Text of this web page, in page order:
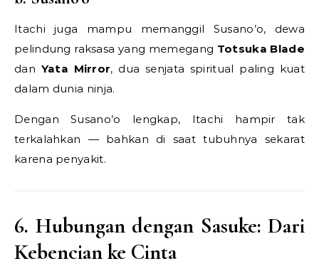
Itachi juga mampu memanggil Susano’o, dewa
pelindung raksasa yang memegang Totsuka Blade
dan Yata Mirror, dua senjata spiritual paling kuat
dalam dunia ninja.
Dengan Susano’o lengkap, Itachi hampir tak
terkalahkan — bahkan di saat tubuhnya sekarat
karena penyakit.
6. Hubungan dengan Sasuke: Dari
Kebencian ke Cinta